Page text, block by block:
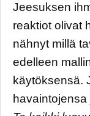
Jeesuksen
reaktiot olivat
nähnyt millä
edelleen
käytöksensä.